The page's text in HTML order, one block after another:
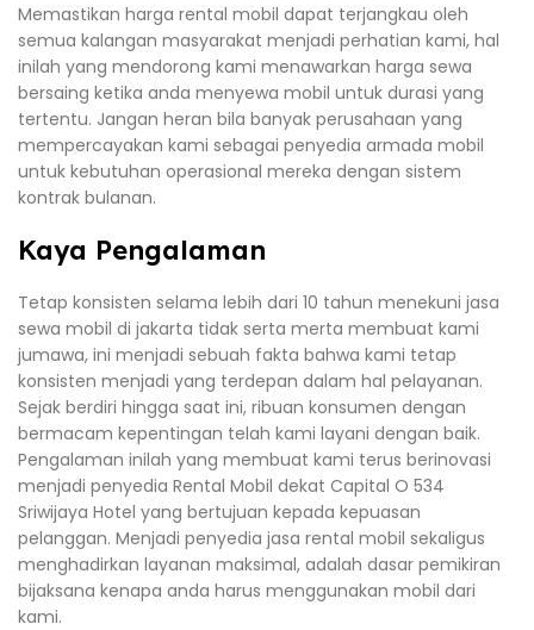
Memastikan harga rental mobil dapat terjangkau oleh
semua kalangan masyarakat menjadi perhatian kami, hal
inilah yang mendorong kami menawarkan harga sewa
bersaing ketika anda menyewa mobil untuk durasi yang
tertentu. Jangan heran bila banyak perusahaan yang
mempercayakan kami sebagai penyedia armada mobil
untuk kebutuhan operasional mereka dengan sistem
kontrak bulanan.
Kaya Pengalaman
Tetap konsisten selama lebih dari 10 tahun menekuni jasa
sewa mobil di jakarta tidak serta merta membuat kami
jumawa, ini menjadi sebuah fakta bahwa kami tetap
konsisten menjadi yang terdepan dalam hal pelayanan.
Sejak berdiri hingga saat ini, ribuan konsumen dengan
bermacam kepentingan telah kami layani dengan baik.
Pengalaman inilah yang membuat kami terus berinovasi
menjadi penyedia Rental Mobil dekat Capital O 534
Sriwijaya Hotel yang bertujuan kepada kepuasan
pelanggan. Menjadi penyedia jasa rental mobil sekaligus
menghadirkan layanan maksimal, adalah dasar pemikiran
bijaksana kenapa anda harus menggunakan mobil dari
kami.